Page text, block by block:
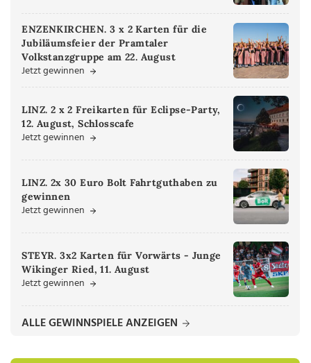
ENZENKIRCHEN. 3 x 2 Karten für die
Jubiläumsfeier der Pramtaler
Volkstanzgruppe am 22. August
Jetzt gewinnen
LINZ. 2 x 2 Freikarten für Eclipse-Party,
12. August, Schlosscafe
Jetzt gewinnen
LINZ. 2x 30 Euro Bolt Fahrtguthaben zu
gewinnen
Jetzt gewinnen
STEYR. 3x2 Karten für Vorwärts - Junge
Wikinger Ried, 11. August
Jetzt gewinnen
ALLE GEWINNSPIELE ANZEIGEN